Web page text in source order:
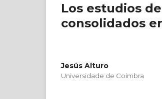
Los estudios
consolidados
Jesús Alturo
Universidade de Coimbra